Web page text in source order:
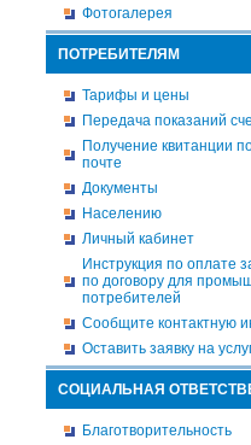
Фотогалерея
ПОТРЕБИТЕЛЯМ
Тарифы и цены
Передача показаний
Получение квитанции
почте
Документы
Населению
Личный кабинет
Инструкция по оплате
по договору для
потребителей
Сообщите контактную
Оставить заявку на
СОЦИАЛЬНАЯ
Благотворительность